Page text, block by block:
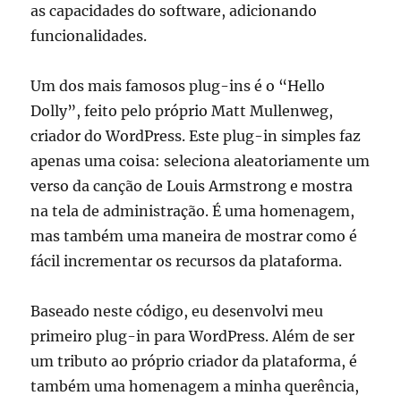
as capacidades do software, adicionando
funcionalidades.
Um dos mais famosos plug-ins é o “Hello
Dolly”, feito pelo próprio Matt Mullenweg,
criador do WordPress. Este plug-in simples faz
apenas uma coisa: seleciona aleatoriamente um
verso da canção de Louis Armstrong e mostra
na tela de administração. É uma homenagem,
mas também uma maneira de mostrar como é
fácil incrementar os recursos da plataforma.
Baseado neste código, eu desenvolvi meu
primeiro plug-in para WordPress. Além de ser
um tributo ao próprio criador da plataforma, é
também uma homenagem a minha querência,